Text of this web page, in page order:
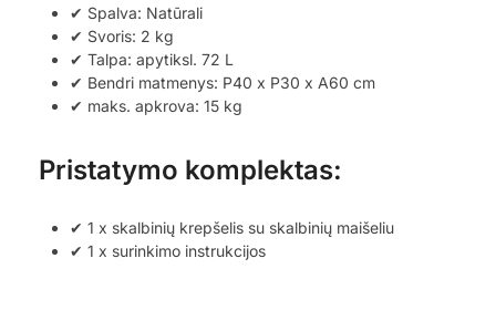
✔ Spalva: Natūrali
✔ Svoris: 2 kg
✔ Talpa: apytiksl. 72 L
✔ Bendri matmenys: P40 x P30 x A60 cm
✔ maks. apkrova: 15 kg
Pristatymo komplektas:
✔ 1 x skalbinių krepšelis su skalbinių maišeliu
✔ 1 x surinkimo instrukcijos